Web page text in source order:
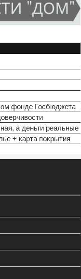
фонде Госбюджета
а деньги реальные
+ карта покрытия